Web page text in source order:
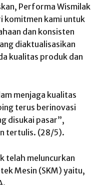
Performa Wismilak
komitmen kami untuk
dan konsisten
diaktualisasikan
kualitas produk dan
menjaga kualitas
terus berinovasi
disukai pasar”,
tertulis. (28/5).
telah meluncurkan
Mesin (SKM) yaitu,